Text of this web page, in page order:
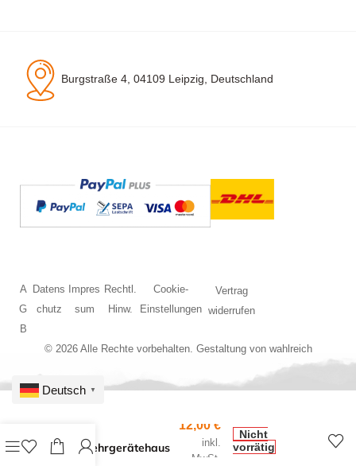
Burgstraße 4, 04109 Leipzig, Deutschland
© 2026 Alle Rechte vorbehalten. Gestaltung von wahlreich
A
G
B
Datens
chutz
Impres
sum
Rechtl.
Hinw.
Cookie-
Einstellungen
Vertrag
widerrufen
Feuerwehrgerätehaus
12,00 €
inkl.
MwSt.
Nicht
vorrätig
Deutsch ▼